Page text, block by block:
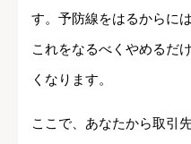
す。予防線をはるからに
これをなるべくやめるだ
くなります。
ここで、あなたから取引